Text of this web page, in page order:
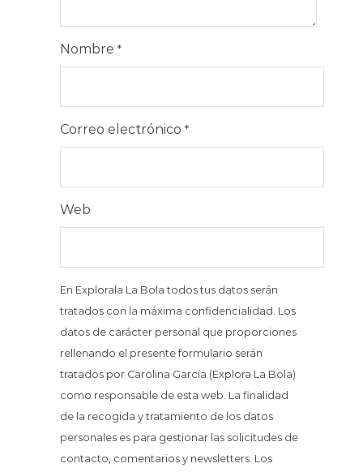
Nombre *
Correo electrónico *
Web
En Explorala La Bola todos tus datos serán
tratados con la máxima confidencialidad. Los
datos de carácter personal que proporciones
rellenando el presente formulario serán
tratados por Carolina García (Explora La Bola)
como responsable de esta web. La finalidad
de la recogida y tratamiento de los datos
personales es para gestionar las solicitudes de
contacto, comentarios y newsletters. Los